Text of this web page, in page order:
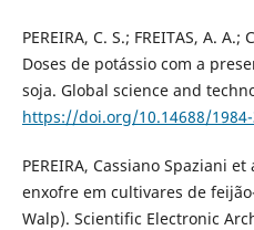
PEREIRA, C. S.; FREITAS, A. A.;
Doses de potássio com a
soja. Global science and
https://doi.org/10.14688/
PEREIRA, Cassiano Spaziani
enxofre em cultivares de
Walp). Scientific Electronic